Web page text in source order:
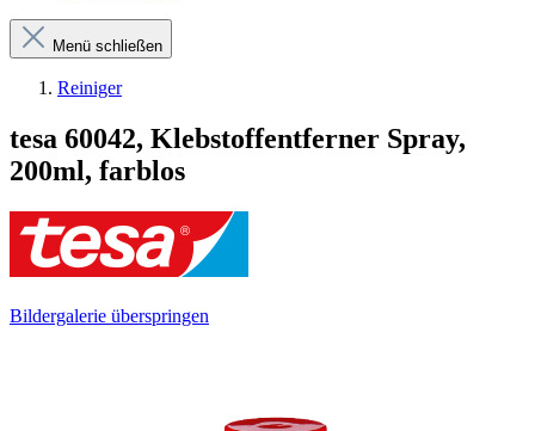
Menü schließen
Reiniger
tesa 60042, Klebstoffentferner Spray,
200ml, farblos
Bildergalerie überspringen